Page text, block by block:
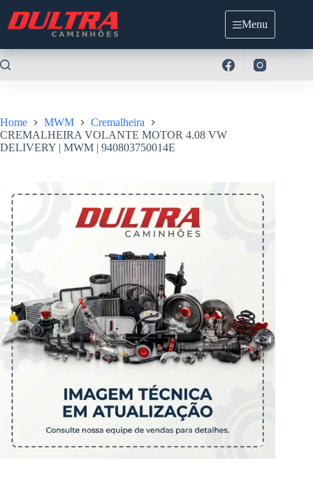
para
Menu
Home MWM
Cremalheira
CREMALHEIRA VOLANTE MOTOR 4.08 VW
DELIVERY | MWM | 940803750014E